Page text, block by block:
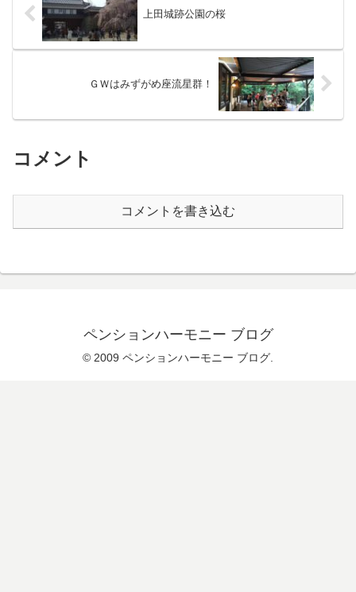
上田城跡公園の桜
ＧＷはみずがめ座流星群！
コメント
コメントを書き込む
ペンションハーモニー ブログ
© 2009 ペンションハーモニー ブログ.